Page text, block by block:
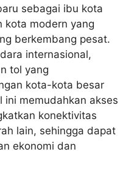
sebagai ibu kota
kota modern yang
berkembang pesat.
internasional,
tol yang
kota-kota besar
ini memudahkan akses
konektivitas
lain, sehingga dapat
ekonomi dan